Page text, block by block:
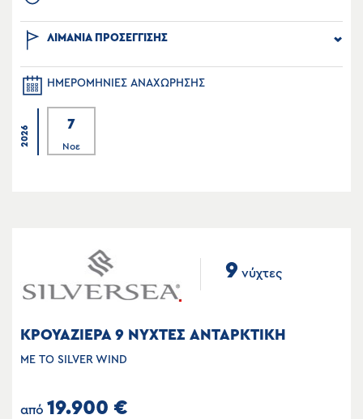
ΛΙΜΑΝΙΑ ΠΡΟΣΕΓΓΙΣΗΣ
ΗΜΕΡΟΜΗΝΙΕΣ ΑΝΑΧΩΡΗΣΗΣ
2026
7
Νοε
9 νύχτες
ΚΡΟΥΑΖΙΕΡΑ 9 ΝΥΧΤΕΣ ΑΝΤΑΡΚΤΙΚΗ
ΜΕ ΤΟ SILVER WIND
από 19.900 €